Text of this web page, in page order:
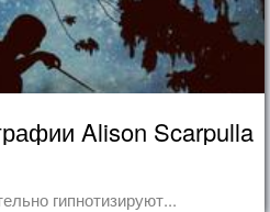
Alison Scarpulla
гипнотизируют...